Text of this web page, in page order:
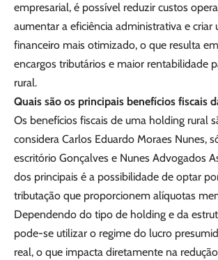
empresarial, é possível reduzir custos
aumentar a eficiência administrativa e criar
financeiro mais otimizado, o que resulta
encargos tributários e maior rentabilidade
rural.
Quais são os principais benefícios fiscais
Os benefícios fiscais de uma holding rural
considera Carlos Eduardo Moraes Nunes,
escritório Gonçalves e Nunes Advogados
dos principais é a possibilidade de optar
tributação que proporcionem alíquotas
Dependendo do tipo de holding e da
pode-se utilizar o regime do lucro
real, o que impacta diretamente na